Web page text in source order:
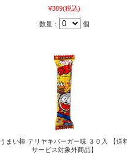
¥389(税込)
数量： 個
うまい棒 テリヤキバーガー味 ３０入 【送
サービス対象外商品】